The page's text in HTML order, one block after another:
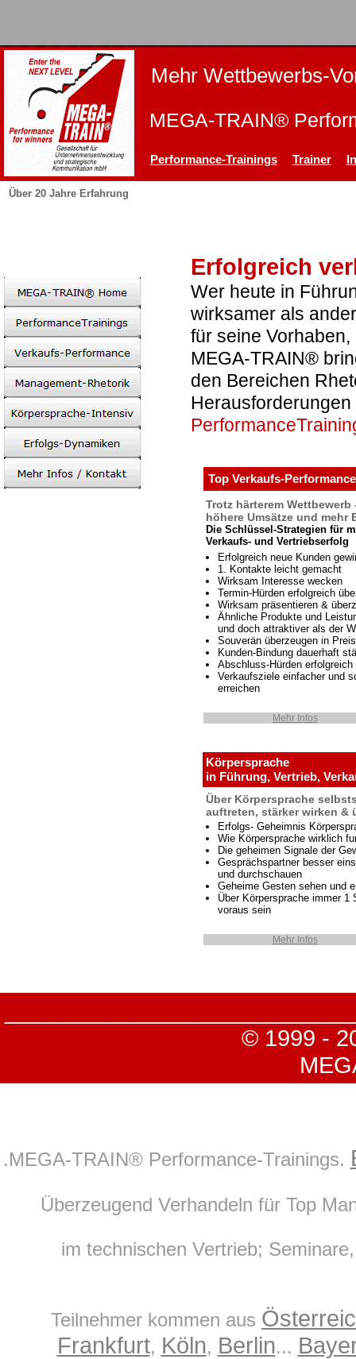
Mehr Wettbewerbs-
MEGA-TRAIN®
Performance-Trainings Trainer
Über 20 Jahre Erfahrung
Erfolgreich
Wer heute in
wirksamer als
für seine
MEGA-TRAIN®
den Bereichen
Top Verkaufs-Performance
Trotz härterem Wettbewerb
höhere Umsätze und mehr
Die Schlüssel-Strategien für
Verkaufs- und Vertriebserfolg
Erfolgreich neue Kunden
1. Kontakte leicht gemacht
Wirksam Interesse wecken
Termin-Hürden erfolgreich
Wirksam präsentieren &
Ähnliche Produkte und
und doch attraktiver als der
Souverän überzeugen in
Kunden-Bindung dauerhaft
Abschluss-Hürden erfolgreich
Verkaufsziele einfacher und
erreichen
Mehr Infos
Körpersprache
in Führung, Vertrieb,
Über Körpersprache
auftreten, stärker wirken &
Erfolgs- Geheimnis
Wie Körpersprache wirklich
Die geheimen Signale der
Gesprächspartner besser
und durchschauen
Geheime Gesten sehen und
Über Körpersprache immer 1
voraus sein
Mehr Infos
© 1999 -
.MEGA-TRAIN® Performance-Trainings.
Überzeugend Verhandeln für Top
im technischen Vertrieb;
Teilnehmer kommen aus
Frankfurt, Köln, Berlin...